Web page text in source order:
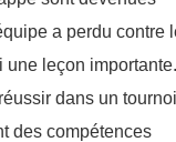
a perdu contre
une leçon importante.
dans un tournoi
des compétences